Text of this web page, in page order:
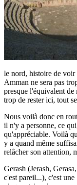
le nord, histoire de
Amman ne sera pas
presque l'équivalent de
trop de rester ici, tout
Nous voilà donc en
il n'y a personne, ce
qu'appréciable. Voilà
y a quand même
relâcher son attention,
Gerash (Jerash, Gerasa,
c'est pareil...), c'est une